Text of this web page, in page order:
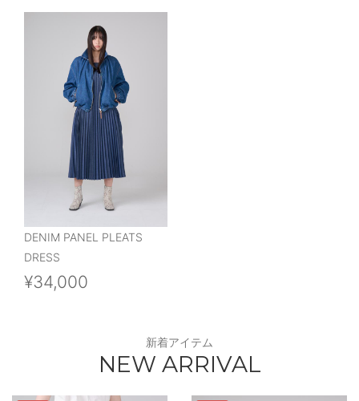
DENIM PANEL PLEATS
DRESS
¥34,000
新着アイテム
NEW ARRIVAL